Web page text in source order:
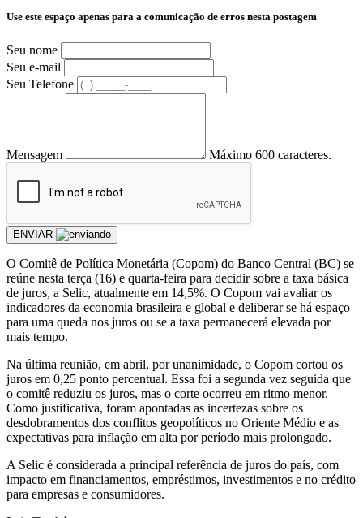
Use este espaço apenas para a comunicação de erros nesta postagem
Seu nome
Seu e-mail
Seu Telefone
Mensagem Máximo 600 caracteres.
ENVIAR
O Comitê de Política Monetária (Copom) do Banco Central (BC) se
reúne nesta terça (16) e quarta-feira para decidir sobre a taxa básica
de juros, a Selic, atualmente em 14,5%. O Copom vai avaliar os
indicadores da economia brasileira e global e deliberar se há espaço
para uma queda nos juros ou se a taxa permanecerá elevada por
mais tempo.
Na última reunião, em abril, por unanimidade, o Copom cortou os
juros em 0,25 ponto percentual. Essa foi a segunda vez seguida que
o comitê reduziu os juros, mas o corte ocorreu em ritmo menor.
Como justificativa, foram apontadas as incertezas sobre os
desdobramentos dos conflitos geopolíticos no Oriente Médio e as
expectativas para inflação em alta por período mais prolongado.
A Selic é considerada a principal referência de juros do país, com
impacto em financiamentos, empréstimos, investimentos e no crédito
para empresas e consumidores.